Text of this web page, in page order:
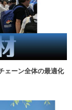
ェーン全体の最適化